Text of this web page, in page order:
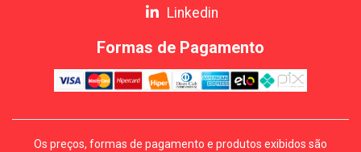
Linkedin
Formas de Pagamento
Os preços, formas de pagamento e produtos exibidos são